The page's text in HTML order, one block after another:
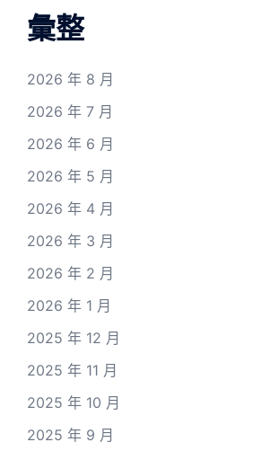
彙整
2026 年 8 月
2026 年 7 月
2026 年 6 月
2026 年 5 月
2026 年 4 月
2026 年 3 月
2026 年 2 月
2026 年 1 月
2025 年 12 月
2025 年 11 月
2025 年 10 月
2025 年 9 月